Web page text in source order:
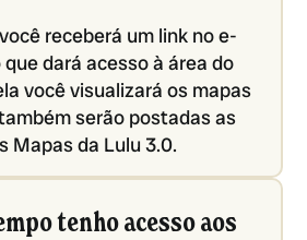
receberá um link no e-
dará acesso à área do
você visualizará os mapas
serão postadas as
Mapas da Lulu 3.0.
tenho acesso aos